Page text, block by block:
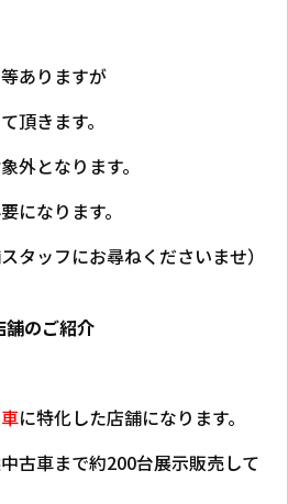
ありますが
頂きます。
外となります。
になります。
タッフにお尋ねくださいませ）
舗のご紹介
に特化した店舗になります。
古車まで約200台展示販売して